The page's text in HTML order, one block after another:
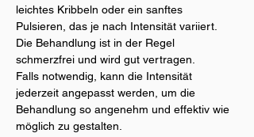
leichtes Kribbeln oder ein sanftes
Pulsieren, das je nach Intensität variiert.
Die Behandlung ist in der Regel
schmerzfrei und wird gut vertragen.
Falls notwendig, kann die Intensität
jederzeit angepasst werden, um die
Behandlung so angenehm und effektiv wie
möglich zu gestalten.